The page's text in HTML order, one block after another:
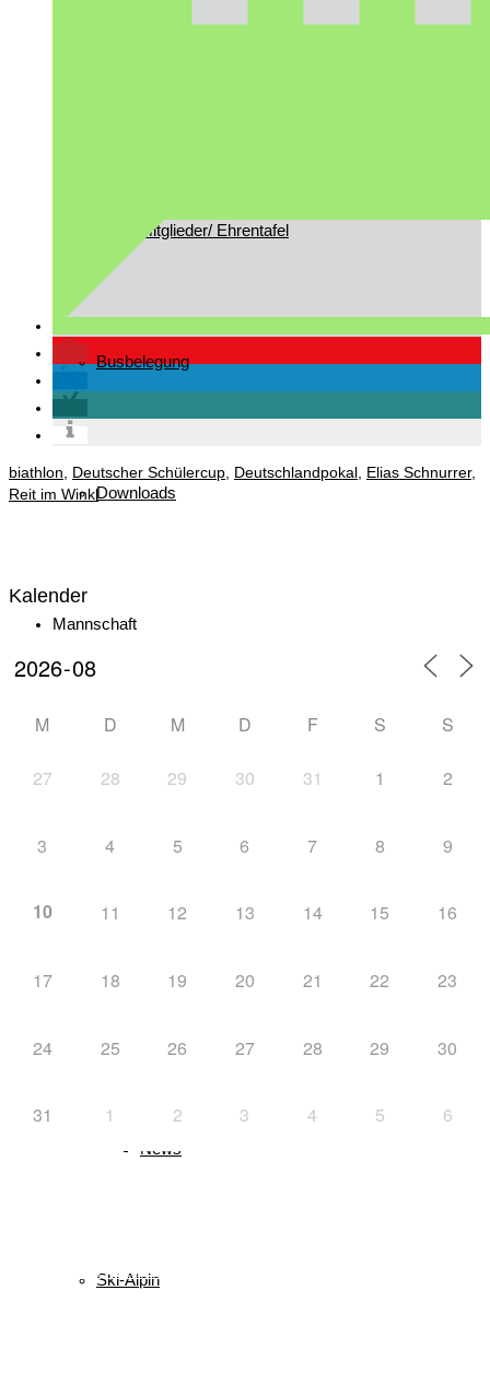
Ehrenmitglieder/ Ehrentafel
Busbelegung
Downloads
Mannschaft
News
Ski-Alpin
biathlon Deutscher Schülercup Deutschlandpokal Elias Schnurrer,
Reit im Winkl
Kalender
M D M D F S S
27 28 29 30 31 1 2
3 4 5 6 7 8 9
10 11 12 13 14 15 16
17 18 19 20 21 22 23
24 25 26 27 28 29 30
31 1 2 3 4 5 6
Alpencup Athletiktest
CupDeutscher Schülercup